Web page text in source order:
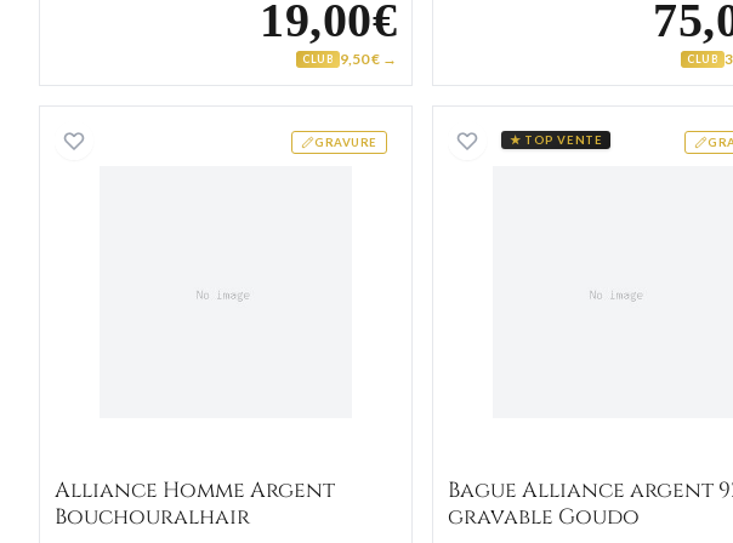
19,00€
CLUB 9,50 € → CLUB
GRAVURE
Alliance Homme Argent Bouchouralhair
Alliance Homme Argent
Bouchouralhair
★ TOP VENTE Bague
Bague Alliance argent
gravable Goudo